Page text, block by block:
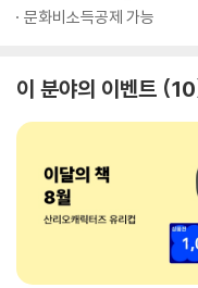
문화비소득공제 가능
이 분야의 이벤트 10